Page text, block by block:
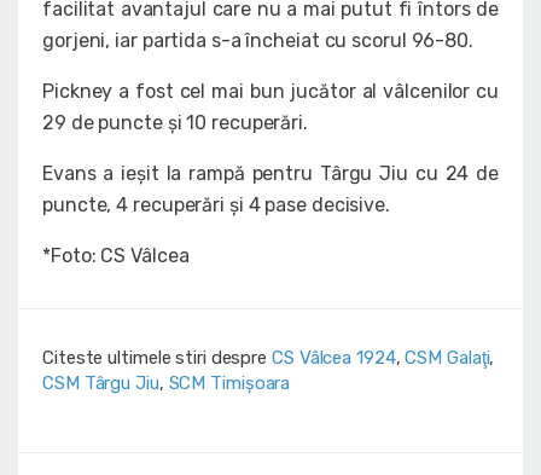
facilitat avantajul care nu a mai putut fi întors de
gorjeni, iar partida s-a încheiat cu scorul 96-80.
Pickney a fost cel mai bun jucător al vâlcenilor cu
29 de puncte și 10 recuperări.
Evans a ieșit la rampă pentru Târgu Jiu cu 24 de
puncte, 4 recuperări și 4 pase decisive.
*Foto: CS Vâlcea
Citeste ultimele stiri despre CS Vâlcea 1924,CSM Galaţi,
CSM Târgu Jiu, SCM Timișoara